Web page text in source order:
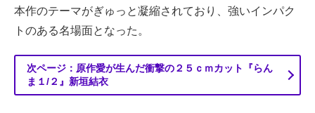
本作のテーマがぎゅっと凝縮されており、強いインパク
トのある名場面となった。
次ページ：原作愛が生んだ衝撃の２５ｃｍカット『らん
ま１/２』新垣結衣